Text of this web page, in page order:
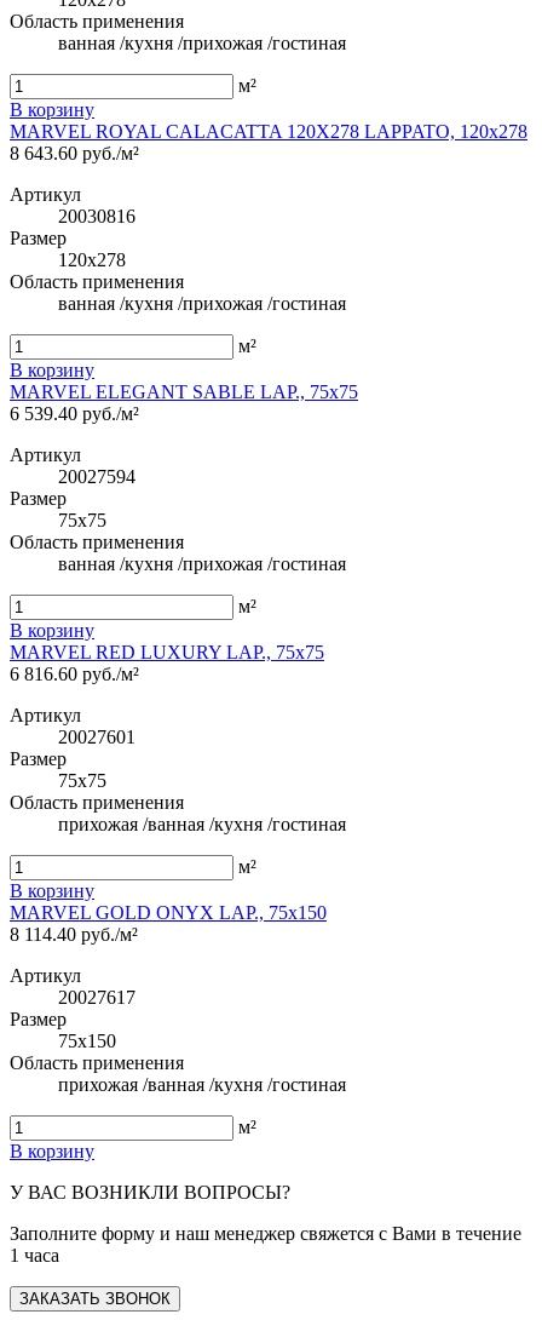
Область применения
ванная /кухня /прихожая /гостиная
м²
В корзину
MARVEL ROYAL CALACATTA 120X278 LAPPATO, 120x278
8 643.60 руб./м²
Артикул
20030816
Размер
120x278
Область применения
ванная /кухня /прихожая /гостиная
м²
В корзину
MARVEL ELEGANT SABLE LAP., 75x75
6 539.40 руб./м²
Артикул
20027594
Размер
75x75
Область применения
ванная /кухня /прихожая /гостиная
м²
В корзину
MARVEL RED LUXURY LAP., 75x75
6 816.60 руб./м²
Артикул
20027601
Размер
75x75
Область применения
прихожая /ванная /кухня /гостиная
м²
В корзину
MARVEL GOLD ONYX LAP., 75x150
8 114.40 руб./м²
Артикул
20027617
Размер
75x150
Область применения
прихожая /ванная /кухня /гостиная
м²
В корзину
У ВАС ВОЗНИКЛИ ВОПРОСЫ?
Заполните форму и наш менеджер свяжется с Вами в течение
1 часа
ЗАКАЗАТЬ ЗВОНОК